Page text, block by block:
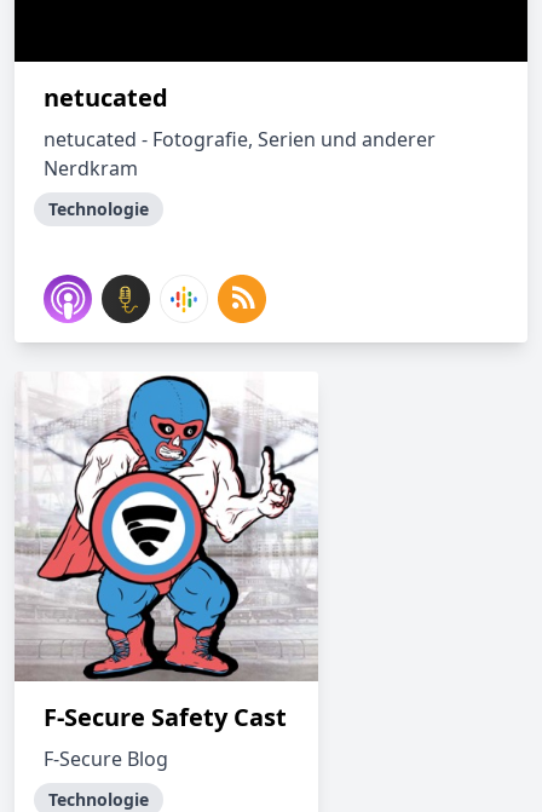
netucated
netucated - Fotografie, Serien und anderer
Nerdkram
Technologie
F-Secure Safety Cast
F-Secure Blog
Technologie